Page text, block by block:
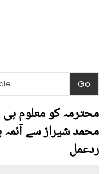
محترمہ کو معلوم ہی
محمد شیراز سے
ردعمل